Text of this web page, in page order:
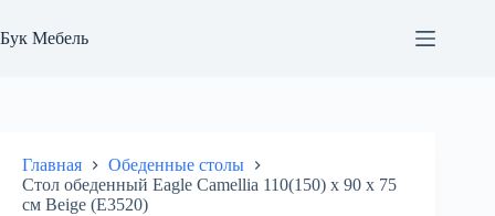
к
сути
Бук Мебель
Главная
Обеденные столы
Стол обеденный Eagle Camellia 110(150) х 90 х 75
см Beige (E3520)